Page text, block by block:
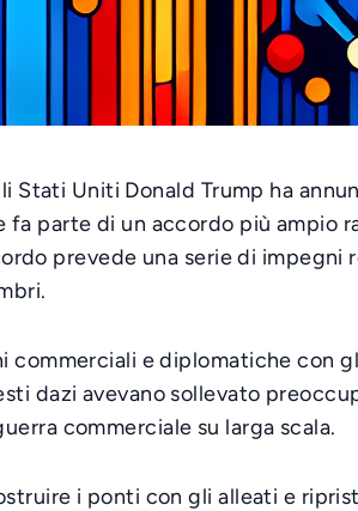
Stati Uniti Donald Trump ha
parte di un accordo più ampio
prevede una serie di
commerciali e diplomatiche
dazi avevano sollevato
commerciale su larga scala.
i ponti con gli alleati e